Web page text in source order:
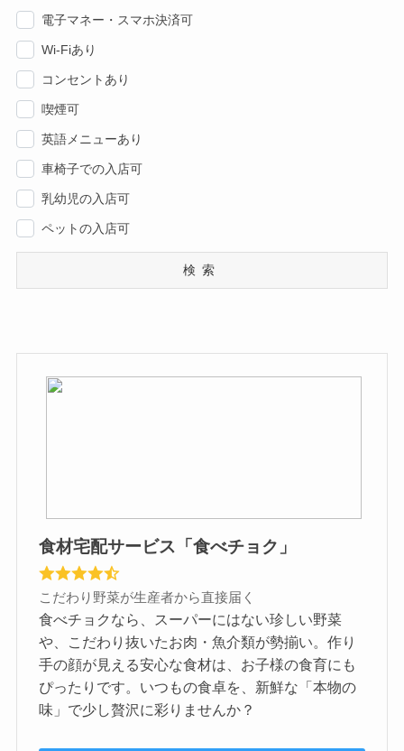
電子マネー・スマホ決済可
Wi-Fiあり
コンセントあり
喫煙可
英語メニューあり
車椅子での入店可
乳幼児の入店可
ペットの入店可
検索
食材宅配サービス「食べチョク」
こだわり野菜が生産者から直接届く
食べチョクなら、スーパーにはない珍しい野菜
や、こだわり抜いたお肉・魚介類が勢揃い。作り
手の顔が見える安心な食材は、お子様の食育にも
ぴったりです。いつもの食卓を、新鮮な「本物の
味」で少し贅沢に彩りませんか？